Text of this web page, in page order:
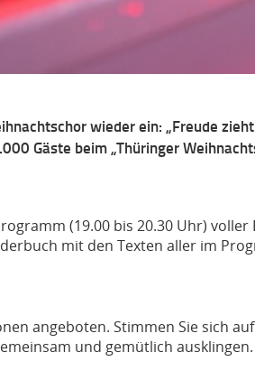
wieder ein: „Freude zieht
Gäste beim „Thüringer
(19.00 bis 20.30 Uhr)
mit den Texten aller im
angeboten. Stimmen Sie sich
und gemütlich ausklingen.